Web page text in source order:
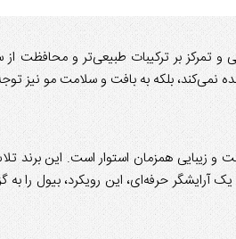
و تمرکز بر ترکیبات طبیعی‌تر و محافظت
نمی‌کند، بلکه به بافت و سلامت مو نیز
زیبایی همزمان استوار است. این برند
آرایشگر حرفه‌ای، این رویکرد، بیول را